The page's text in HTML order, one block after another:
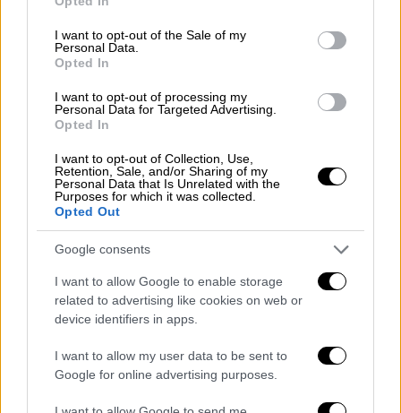
use your data for below specified purposes in below Google
consent section.
I want to opt-out of the Sale of my
Personal Data.
Opted In
I want to opt-out of processing my
Personal Data for Targeted Advertising.
Opted In
I want to opt-out of Collection, Use,
Retention, Sale, and/or Sharing of my
Personal Data that Is Unrelated with the
Purposes for which it was collected.
Opted Out
Google consents
I want to allow Google to enable storage
related to advertising like cookies on web or
device identifiers in apps.
I want to allow my user data to be sent to
Google for online advertising purposes.
κάμερες
παραβιάσεις της ιδιωτικής ζωής, οι ειδικοί
προσφέρουν ορισμένες πρακτικές
συμβουλές:
1. Εξοχινιστική επιθεώρηση:Ξεκινήστε με
μια σχολαστική εξέταση του ενοικιαζόμενου
σπιτιού. Ψάξτε για μικροσκοπικές τρύπες
που θα μπορούσε να βρίσκεται
ειδικά σε κοινά αντικείμενα και μέρη όπου
αναμένεται να υπάρχει ιδιωτικότητα, όπως
τα υπνοδωμάτια και τα μπάνια.
Χρησιμοποιήστε φακό : Χρησιμοποιήστε